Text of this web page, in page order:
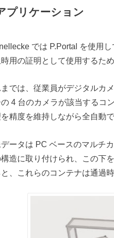
プリケーション
では P.Portal を使用
用の証明として使用するた
までは、従業員がデジタルカ
の 4 台のカメラが該当するコ
精度を維持しながら全自動
ータは PC ベースのマルチ
造に取り付けられ、この下
、これらのコンテナは通過